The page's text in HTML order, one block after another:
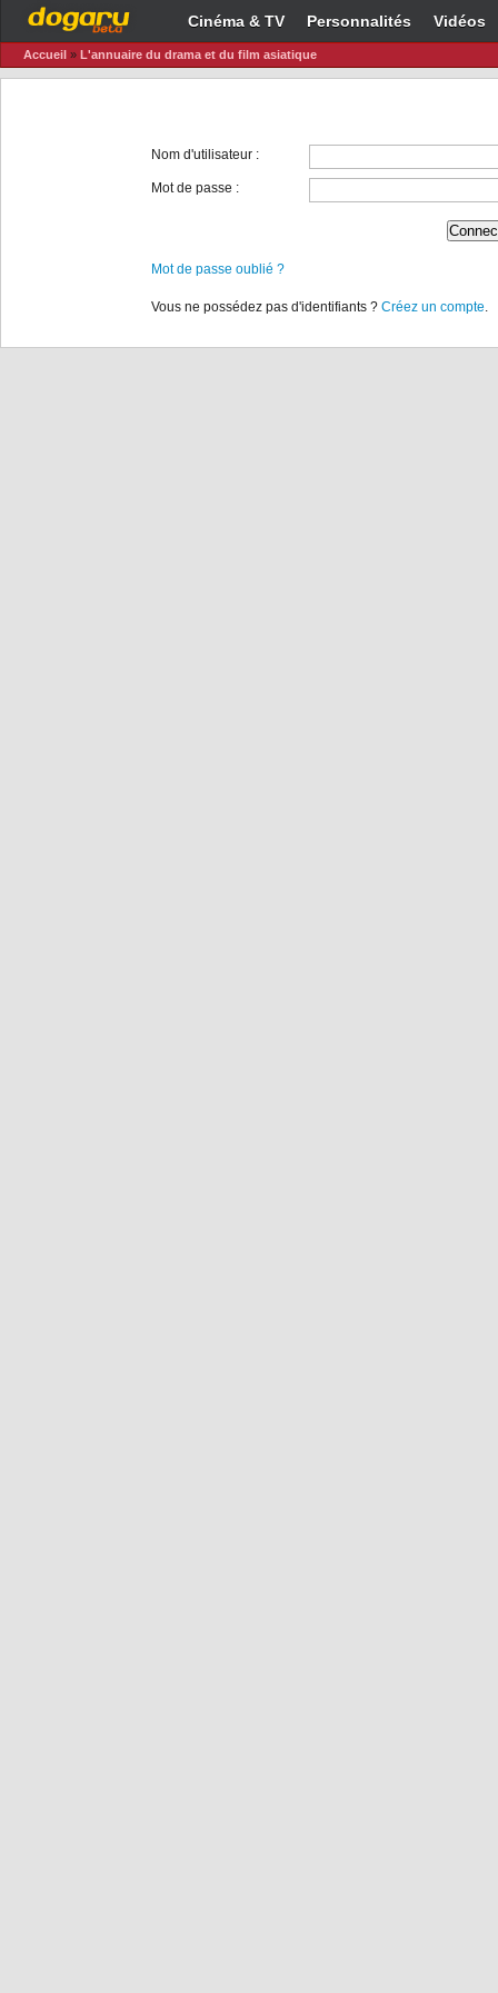
Cinéma & TV Personnalités Vidéos
Accueil » L'annuaire du drama et du film asiatique
Nom d'utilisateur :
Mot de passe :
Mot de passe oublié ?
Vous ne possédez pas d'identifiants ? Créez un compte.